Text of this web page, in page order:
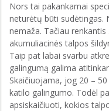
Nors tai pakankamai
neturėtų būti sudėtingas.
nemaža. Tačiau
akumuliacinės talpos
Taip pat labai svarbu
galingumą galima
Skaičiuojama, jog 20 –
katilo galingumo. Todėl
apsiskaičiuoti, kokios